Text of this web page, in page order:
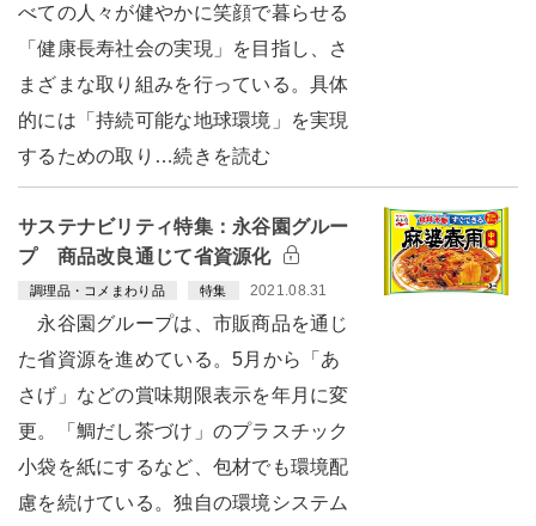
べての人々が健やかに笑顔で暮らせる
「健康長寿社会の実現」を目指し、さ
まざまな取り組みを行っている。具体
的には「持続可能な地球環境」を実現
するための取り…続きを読む
サステナビリティ特集：永谷園グルー
プ 商品改良通じて省資源化
調理品・コメまわり品 特集 2021.08.31
永谷園グループは、市販商品を通じ
た省資源を進めている。5月から「あ
さげ」などの賞味期限表示を年月に変
更。「鯛だし茶づけ」のプラスチック
小袋を紙にするなど、包材でも環境配
慮を続けている。独自の環境システム